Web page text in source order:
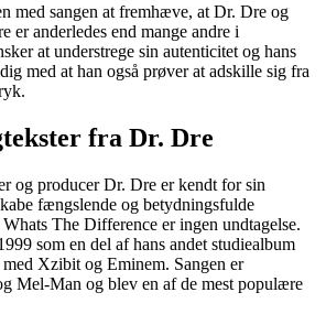
med sangen at fremhæve, at Dr. Dre og
er anderledes end mange andre i
at understrege sin autenticitet og hans
med at han også prøver at adskille sig fra
fra Dr. Dre
og producer Dr. Dre er kendt for sin
fængslende og betydningsfulde
Whats The Difference er ingen undtagelse.
som en del af hans andet studiealbum
med Xzibit og Eminem. Sangen er
Mel-Man og blev en af de mest populære